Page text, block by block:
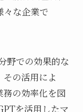
々な企業で
野での効果的な
の活用によ
務の効率化を図
を活用したマ